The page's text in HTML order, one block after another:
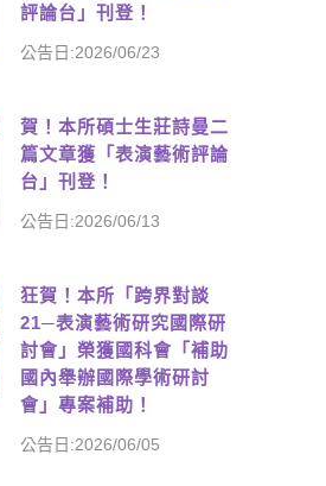
評論台」刊登！
公告日:2026/06/23
賀！本所碩士生莊詩曼二
篇文章獲「表演藝術評論
台」刊登！
公告日:2026/06/13
狂賀！本所「跨界對談
21─表演藝術研究國際研
討會」榮獲國科會「補助
國內舉辦國際學術研討
會」專案補助！
公告日:2026/06/05